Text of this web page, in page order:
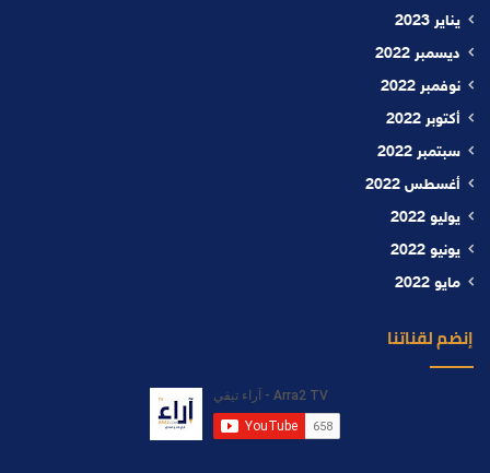
يناير 2023
ديسمبر 2022
نوفمبر 2022
أكتوبر 2022
سبتمبر 2022
أغسطس 2022
يوليو 2022
يونيو 2022
مايو 2022
إنضم لقناتنا